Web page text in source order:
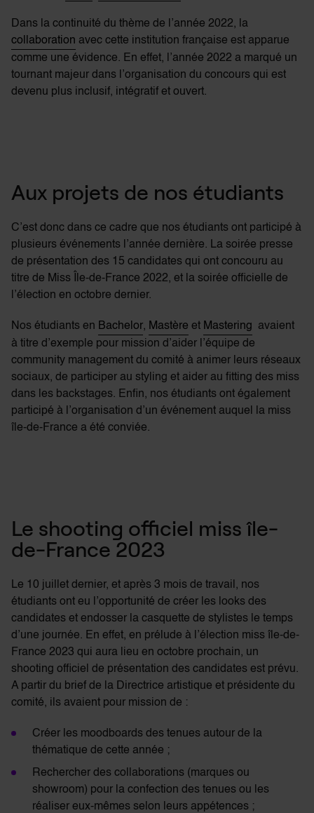
Dans la continuité du thème de l’année 2022, la
collaboration avec cette institution française est apparue
comme une évidence. En effet, l’année 2022 a marqué un
tournant majeur dans l’organisation du concours qui est
devenu plus inclusif, intégratif et ouvert.
Aux projets de nos étudiants
C’est donc dans ce cadre que nos étudiants ont participé à
plusieurs événements l’année dernière. La soirée presse
de présentation des 15 candidates qui ont concouru au
titre de Miss Île-de-France 2022, et la soirée officielle de
l’élection en octobre dernier.
Nos étudiants en Bachelor, Mastère et Mastering avaient
à titre d’exemple pour mission d’aider l’équipe de
community management du comité à animer leurs réseaux
sociaux, de participer au styling et aider au fitting des miss
dans les backstages. Enfin, nos étudiants ont également
participé à l’organisation d’un événement auquel la miss
île-de-France a été conviée.
Le shooting officiel miss île-
de-France 2023
Le 10 juillet dernier, et après 3 mois de travail, nos
étudiants ont eu l’opportunité de créer les looks des
candidates et endosser la casquette de stylistes le temps
d’une journée. En effet, en prélude à l’élection miss île-de-
France 2023 qui aura lieu en octobre prochain, un
shooting officiel de présentation des candidates est prévu.
A partir du brief de la Directrice artistique et présidente du
comité, ils avaient pour mission de :
Créer les moodboards des tenues autour de la
thématique de cette année ;
Rechercher des collaborations (marques ou
showroom) pour la confection des tenues ou les
réaliser eux-mêmes selon leurs appétences ;